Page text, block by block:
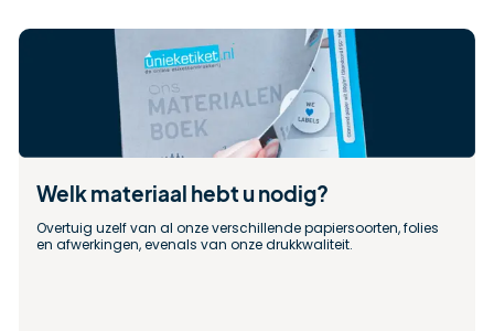
Welk materiaal hebt u nodig?
Overtuig uzelf van al onze verschillende papiersoorten, folies
en afwerkingen, evenals van onze drukkwaliteit.